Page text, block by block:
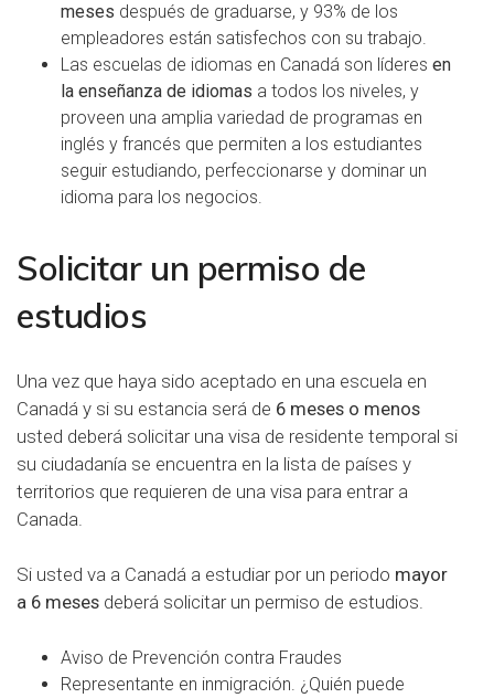
meses después de graduarse, y 93% de los
empleadores están satisfechos con su trabajo.
Las escuelas de idiomas en Canadá son líderes en
la enseñanza de idiomas a todos los niveles, y
proveen una amplia variedad de programas en
inglés y francés que permiten a los estudiantes
seguir estudiando, perfeccionarse y dominar un
idioma para los negocios.
Solicitar un permiso de
estudios
Una vez que haya sido aceptado en una escuela en
Canadá y si su estancia será de 6 meses o menos
usted deberá solicitar una visa de residente temporal si
su ciudadanía se encuentra en la lista de países y
territorios que requieren de una visa para entrar a
Canada.
Si usted va a Canadá a estudiar por un periodo mayor
a 6 meses deberá solicitar un permiso de estudios.
Aviso de Prevención contra Fraudes
Representante en inmigración. ¿Quién puede